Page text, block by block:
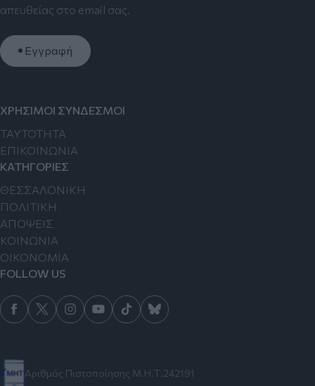
απευθείας στο email σας.
Εγγραφή
Αριθμός Πιστοποίησης Μ.Η.Τ.242191
ΧΡΗΣΙΜΟΙ ΣΥΝΔΕΣΜΟΙ
TAYTOTHTA
ΕΠΙΚΟΙΝΩΝΙΑ
ΚΑΤΗΓΟΡΙΕΣ
ΘΕΣΣΑΛΟΝΙΚΗ
ΠΟΛΙΤΙΚΗ
ΑΠΟΨΕΙΣ
ΚΟΙΝΩΝΙΑ
ΟΙΚΟΝΟΜΙΑ
FOLLOW US